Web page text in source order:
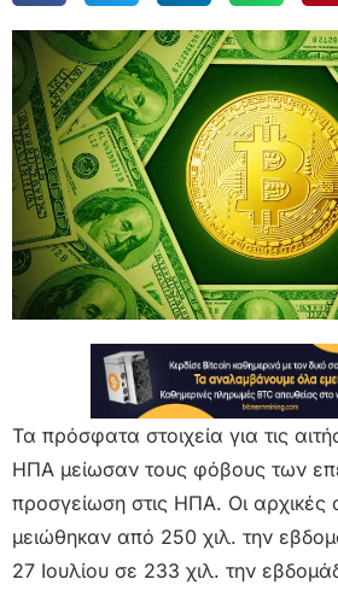
Τα πρόσφατα στοιχεία για τις
ΗΠΑ μείωσαν τους φόβους των
προσγείωση στις ΗΠΑ. Οι αρχικές
μειώθηκαν από 250 χιλ. την
27 Ιουλίου σε 233 χιλ. την